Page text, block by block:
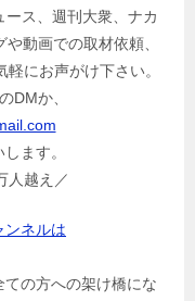
ス、週刊大衆、ナカ
動画での取材依頼、
にお声がけ下さい。
DMか、
ます。
人越え／
ンネルは
の方への架け橋にな